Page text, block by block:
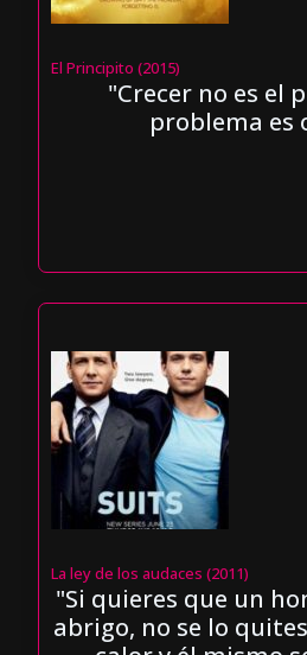
El Principito (2015)
"Crecer no es el
problema es
La ley de los audaces (2011)
"Si quieres que un
abrigo, no se lo